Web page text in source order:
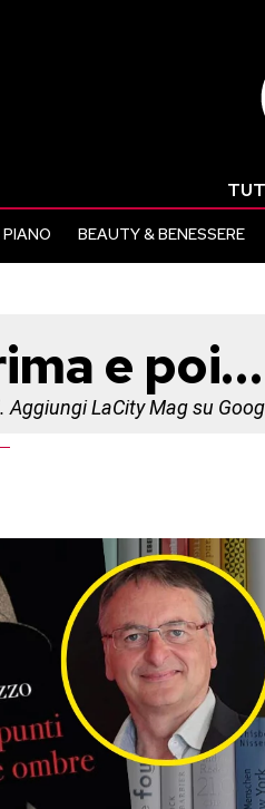
PIANO BEAUTY & BENESSERE
e
. Aggiungi LaCity Mag su